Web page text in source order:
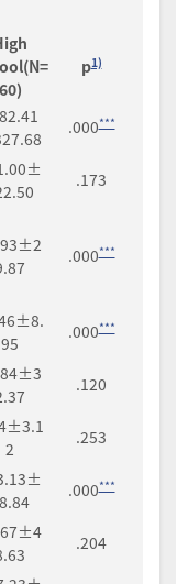
60)
p1)
.000***
.173
.000***
95
.000***
.120
2
.253
.000***
.204